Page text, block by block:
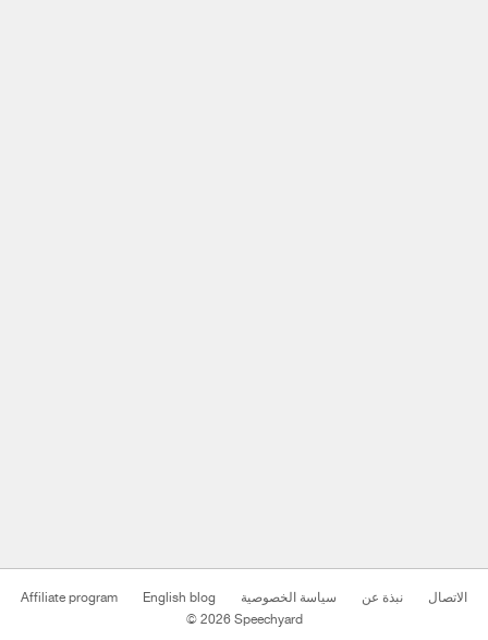
Affiliate program English blog سياسة الخصوصية نبذة عن
الاتصال
© 2026 Speechyard